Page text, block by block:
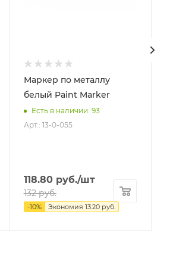
Маркер по металлу
белый Paint Marker
Есть в наличии: 93
Арт.: 13-0-055
118.80руб./шт
132руб.
-10% Экономия 13.20руб.